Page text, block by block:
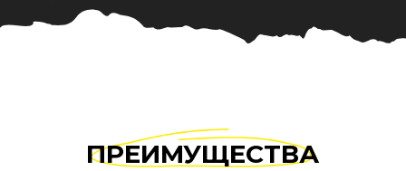
ПРЕИМУЩЕСТВА